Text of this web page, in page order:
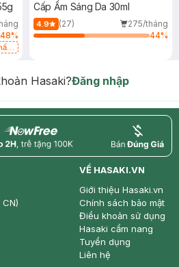
48%
Cấp Ẩm Sáng Da 30ml
4.9 (27)
275/tháng
44%
Hasaki?Đăng nhập
price
VỀ HASAKI.VN
Giới thiệu Hasaki.vn
Chính sách bảo mật
Điều khoản sử dụng
Hasaki cẩm nang
Tuyển dụng
Liên hệ